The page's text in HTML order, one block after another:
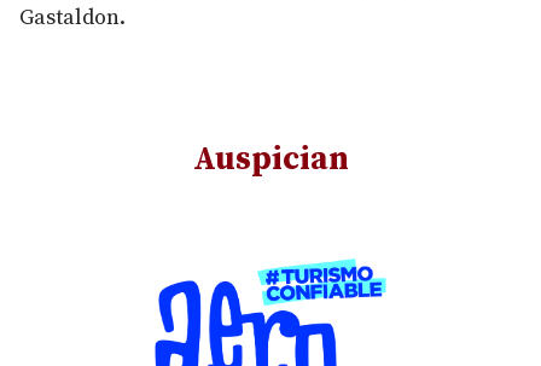
Gastaldon.
Auspician